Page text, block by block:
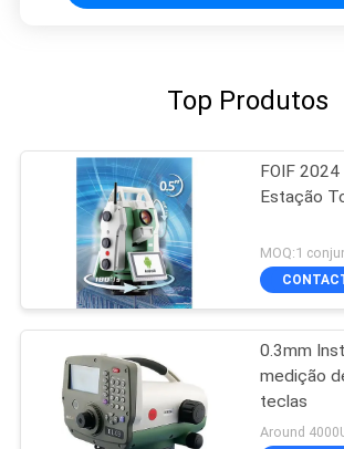
Top Produtos
FOIF
Estação
MOQ:1
0.3mm
medição
teclas